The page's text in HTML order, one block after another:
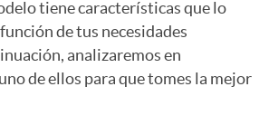
tiene características que lo
de tus necesidades
analizaremos en
de ellos para que tomes la mejor